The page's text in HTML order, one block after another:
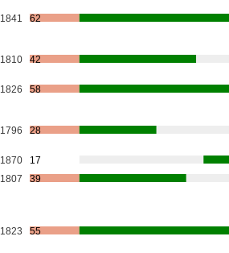
1841 62
1810 42
1826 58
1796 28
1870
17
1807 39
1823 55